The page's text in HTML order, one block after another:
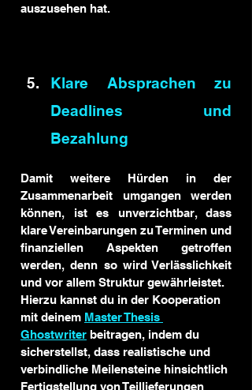
auszusehen hat.
Klare Absprachen zu
Deadlines und
Bezahlung
Damit weitere Hürden in der
Zusammenarbeit umgangen werden
können, ist es unverzichtbar, dass
klare Vereinbarungen zu Terminen und
finanziellen Aspekten getroffen
werden, denn so wird Verlässlichkeit
und vor allem Struktur gewährleistet.
Hierzu kannst du in der Kooperation
mit deinem Master Thesis
Ghostwriter beitragen, indem du
sicherstellst, dass realistische und
verbindliche Meilensteine hinsichtlich
Fertigstellung von Teillieferungen